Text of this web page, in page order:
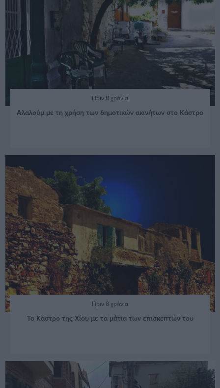
Πριν 8 χρόνια
Αλαλούμ με τη χρήση των δημοτικών ακινήτων στο Κάστρο
Πριν 8 χρόνια
Το Κάστρο της Χίου με τα μάτια των επισκεπτών του